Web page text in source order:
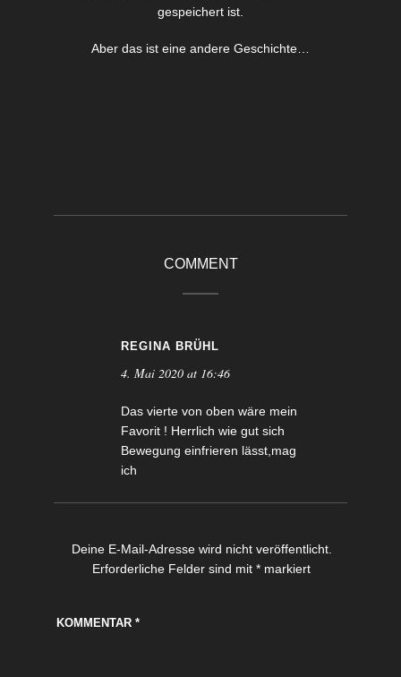
gespeichert ist.
Aber das ist eine andere Geschichte…
COMMENT
REGINA BRÜHL
4. Mai 2020 at 16:46
Das vierte von oben wäre mein
Favorit ! Herrlich wie gut sich
Bewegung einfrieren lässt,mag
ich
Deine E-Mail-Adresse wird nicht veröffentlicht.
Erforderliche Felder sind mit* markiert
KOMMENTAR *